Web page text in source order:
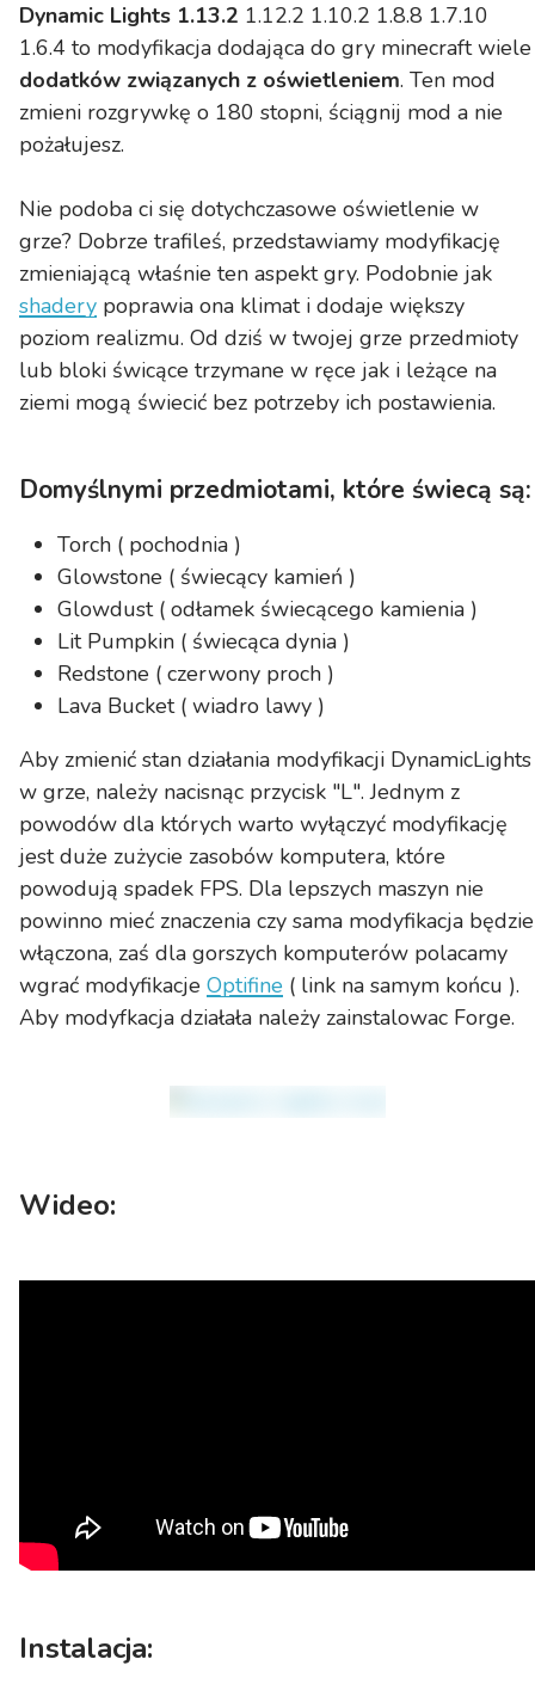
Dynamic Lights 1.13.2 1.12.2 1.10.2 1.8.8 1.7.10
1.6.4 to modyfikacja dodająca do gry minecraft wiele
dodatków związanych z oświetleniem. Ten mod
zmieni rozgrywkę o 180 stopni, ściągnij mod a nie
pożałujesz.
Nie podoba ci się dotychczasowe oświetlenie w
grze? Dobrze trafileś, przedstawiamy modyfikację
zmieniającą właśnie ten aspekt gry. Podobnie jak
shadery poprawia ona klimat i dodaje większy
poziom realizmu. Od dziś w twojej grze przedmioty
lub bloki świcące trzymane w ręce jak i leżące na
ziemi mogą świecić bez potrzeby ich postawienia.
Domyślnymi przedmiotami, które świecą są:
Torch ( pochodnia )
Glowstone ( świecący kamień )
Glowdust ( odłamek świecącego kamienia )
Lit Pumpkin ( świecąca dynia )
Redstone ( czerwony proch )
Lava Bucket ( wiadro lawy )
Aby zmienić stan działania modyfikacji DynamicLights
w grze, należy nacisnąc przycisk "L". Jednym z
powodów dla których warto wyłączyć modyfikację
jest duże zużycie zasobów komputera, które
powodują spadek FPS. Dla lepszych maszyn nie
powinno mieć znaczenia czy sama modyfikacja będzie
włączona, zaś dla gorszych komputerów polacamy
wgrać modyfikacje Optifine ( link na samym końcu ).
Aby modyfkacja działała należy zainstalowac Forge.
Wideo:
Instalacja: